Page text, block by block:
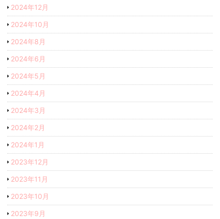
2024年12月
2024年10月
2024年8月
2024年6月
2024年5月
2024年4月
2024年3月
2024年2月
2024年1月
2023年12月
2023年11月
2023年10月
2023年9月